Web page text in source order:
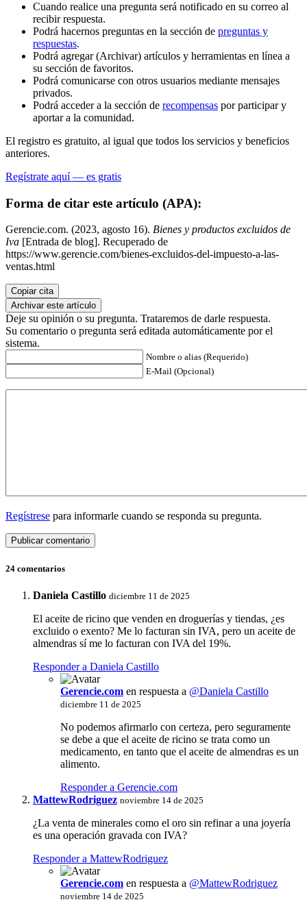
Cuando realice una pregunta será notificado en su correo al
recibir respuesta.
Podrá hacernos preguntas en la sección de preguntas y
respuestas.
Podrá agregar (Archivar) artículos y herramientas en línea a
su sección de favoritos.
Podrá comunicarse con otros usuarios mediante mensajes
privados.
Podrá acceder a la sección de recompensas por participar y
aportar a la comunidad.
El registro es gratuito, al igual que todos los servicios y beneficios
anteriores.
Regístrate aquí — es gratis
Forma de citar este artículo (APA):
Gerencie.com. (2023, agosto 16). Bienes y productos excluidos de
Iva [Entrada de blog]. Recuperado de
https://www.gerencie.com/bienes-excluidos-del-impuesto-a-las-
ventas.html
Copiar cita
Archivar este artículo
Deje su opinión o su pregunta. Trataremos de darle respuesta.
Su comentario o pregunta será editada automáticamente por el
sistema.
Nombre o alias (Requerido)
E-Mail (Opcional)
Regístrese para informarle cuando se responda su pregunta.
24 comentarios
Daniela Castillo diciembre 11 de 2025
El aceite de ricino que venden en droguerías y tiendas, ¿es
excluido o exento? Me lo facturan sin IVA, pero un aceite de
almendras sí me lo facturan con IVA del 19%.
Responder a Daniela Castillo
Gerencie.com en respuesta a @Daniela Castillo
diciembre 11 de 2025
No podemos afirmarlo con certeza, pero seguramente
se debe a que el aceite de ricino se trata como un
medicamento, en tanto que el aceite de almendras es un
alimento.
Responder a Gerencie.com
MattewRodriguez noviembre 14 de 2025
¿La venta de minerales como el oro sin refinar a una joyería
es una operación gravada con IVA?
Responder a MattewRodriguez
Gerencie.com en respuesta a @MattewRodriguez
noviembre 14 de 2025